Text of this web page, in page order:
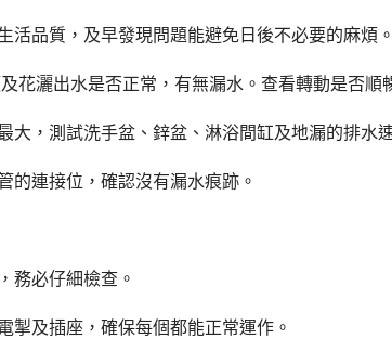
活品質，及早發現問題能避免日後不必要的麻煩。
花灑出水是否正常，有無漏水。查看轉動是否順
大，測試洗手盆、鋅盆、淋浴間缸及地漏的排水
的連接位，確認沒有漏水痕跡。
務必仔細檢查。
掣及插座，確保每個都能正常運作。